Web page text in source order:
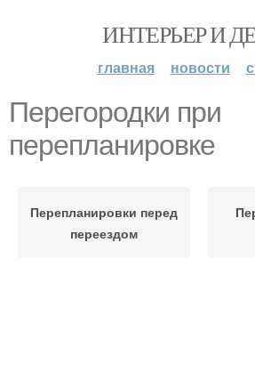
ИНТЕРЬЕР И
главная новости
Перегородки при
перепланировке
Перепланировки перед
переездом